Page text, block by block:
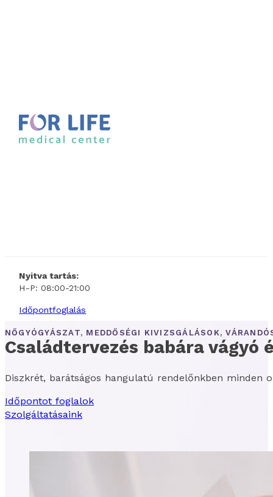
Nyitva tartás:
H-P: 08:00-21:00
Időpontfoglalás
NŐGYÓGYÁSZAT, MEDDŐSÉGI KIVIZSGÁLÁSOK,
Családtervezés babára vágyó
Diszkrét, barátságos hangulatú rendelőnkben minden
Időpontot foglalok
Szolgáltatásaink